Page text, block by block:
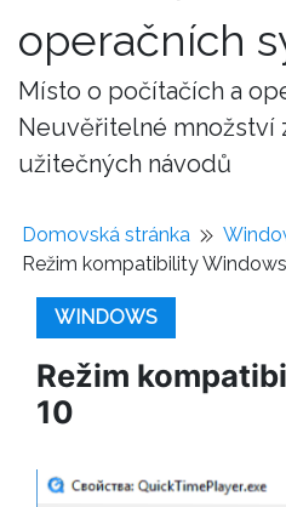
operačních
Místo o počítačích a
Neuvěřitelné množství
užitečných návodů
Domovská stránka
Režim kompatibility
WINDOWS
Režim
10